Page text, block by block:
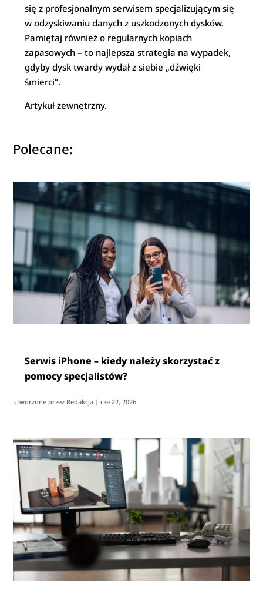
się z profesjonalnym serwisem specjalizującym się
w odzyskiwaniu danych z uszkodzonych dysków.
Pamiętaj również o regularnych kopiach
zapasowych – to najlepsza strategia na wypadek,
gdyby dysk twardy wydał z siebie „dźwięki
śmierci”.
Artykuł zewnętrzny.
Polecane:
Serwis iPhone – kiedy należy skorzystać z
pomocy specjalistów?
utworzone przez Redakcja |cze 22, 2026